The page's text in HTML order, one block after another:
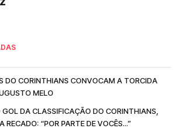
DO CORINTHIANS CONVOCAM A TORCIDA
MELO
DA CLASSIFICAÇÃO DO CORINTHIANS,
“POR PARTE DE VOCÊS...”